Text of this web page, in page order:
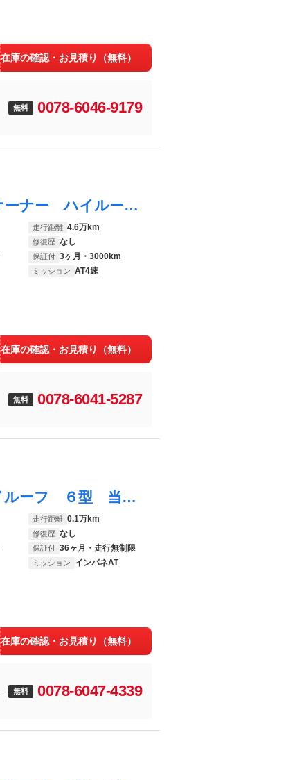
在庫の確認・お見積り（無料）
無料 0078-6046-9179
エブリイワゴン ＰＺターボスペシャル ワンオーナー ハイルーフ ナビゲーションシステム 両側電動スライドドアー ナビＴＶ バックカメラ ＨＩＤ ターボスペシャル 電動ステップ フルフラット キーレス ブルートゥース パワステ
走行距離 4.6万km
修復歴 なし
保証付 3ヶ月・3000km
ミッション AT4速
在庫の確認・お見積り（無料）
無料 0078-6041-5287
エブリイワゴン ＰＺターボ スペシャル ハイルーフ ６型 当社試乗車 前後衝突被害軽減ブレーキ 前後誤発進抑制機能 車線逸脱警報機能 パーキングセンサー オーディオスイッチ オートライト オートハイビーム アイドリングストップ ＬＥＤヘッドライト シートヒーター
走行距離 0.1万km
修復歴 なし
保証付 36ヶ月・走行無制限
ミッション インパネAT
在庫の確認・お見積り（無料）
無料 0078-6047-4339